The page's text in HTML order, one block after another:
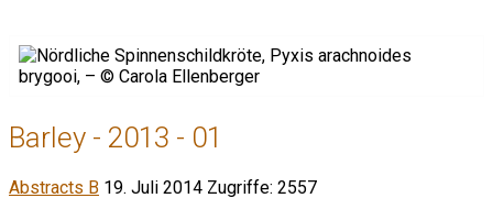
Barley - 2013 - 01
Abstracts B 19. Juli 2014 Zugriffe: 2557